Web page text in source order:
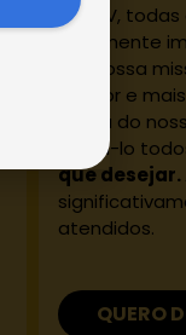
Na LBV,
igualmente
em nossa
melhor e
gosta do
apoiá-lo
que desejar.
atendidos.
QUERO